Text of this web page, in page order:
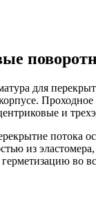
для
и
потока
из
во